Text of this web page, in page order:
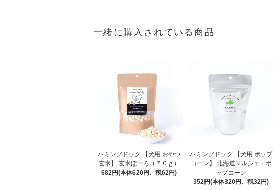
一緒に購入されている商品
ハミングドッグ 【犬用 おやつ
玄米】 玄米ぼーろ（７０ｇ）
682円(本体620円、税62円)
ハミングドッグ 【犬用 ポップ
コーン】 北海道マルシェ・ポ
ップコーン
352円(本体320円、税32円)